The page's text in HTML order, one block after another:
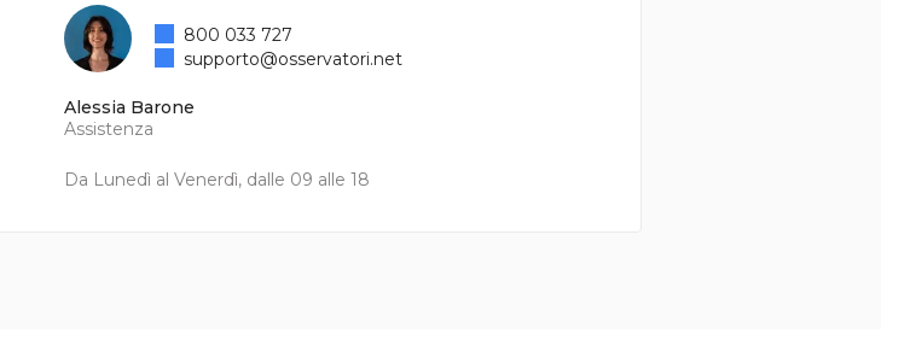
Alessia Barone
Assistenza
Da Lunedì al Venerdì, dalle 09 alle 18
800 033 727
supporto@osservatori.net